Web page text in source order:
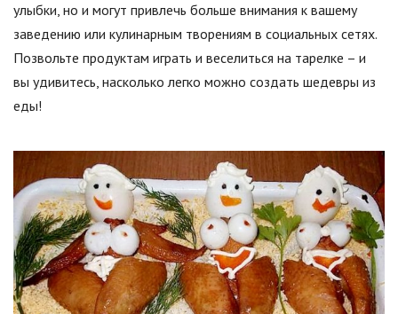
улыбки, но и могут привлечь больше внимания к вашему
заведению или кулинарным творениям в социальных сетях.
Позвольте продуктам играть и веселиться на тарелке – и
вы удивитесь, насколько легко можно создать шедевры из
еды!